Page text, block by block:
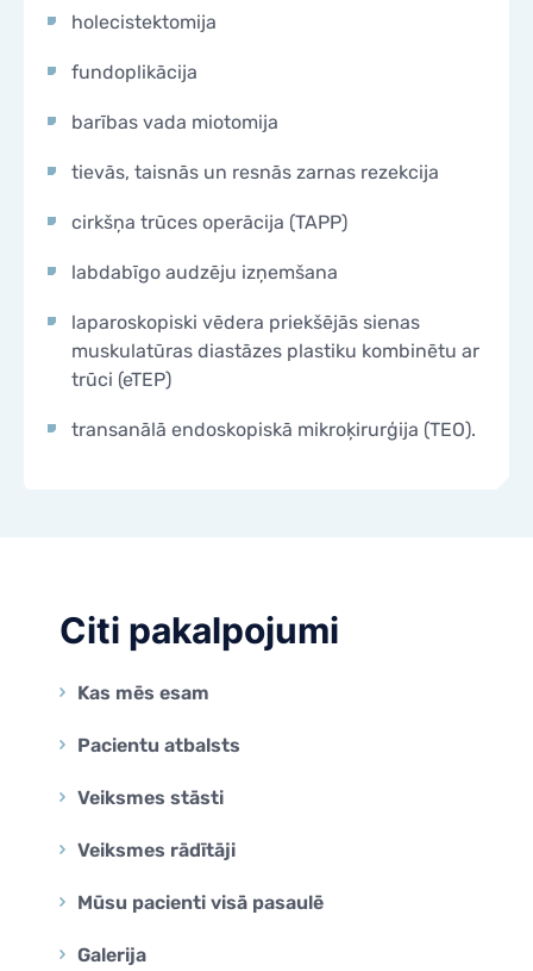
holecistektomija
fundoplikācija
barības vada miotomija
tievās, taisnās un resnās zarnas rezekcija
cirkšņa trūces operācija (TAPP)
labdabīgo audzēju izņemšana
laparoskopiski vēdera priekšējās sienas
muskulatūras diastāzes plastiku kombinētu ar
trūci (eTEP)
transanālā endoskopiskā mikroķirurģija (TEO).
Citi pakalpojumi
Kas mēs esam
Pacientu atbalsts
Veiksmes stāsti
Veiksmes rādītāji
Mūsu pacienti visā pasaulē
Galerija